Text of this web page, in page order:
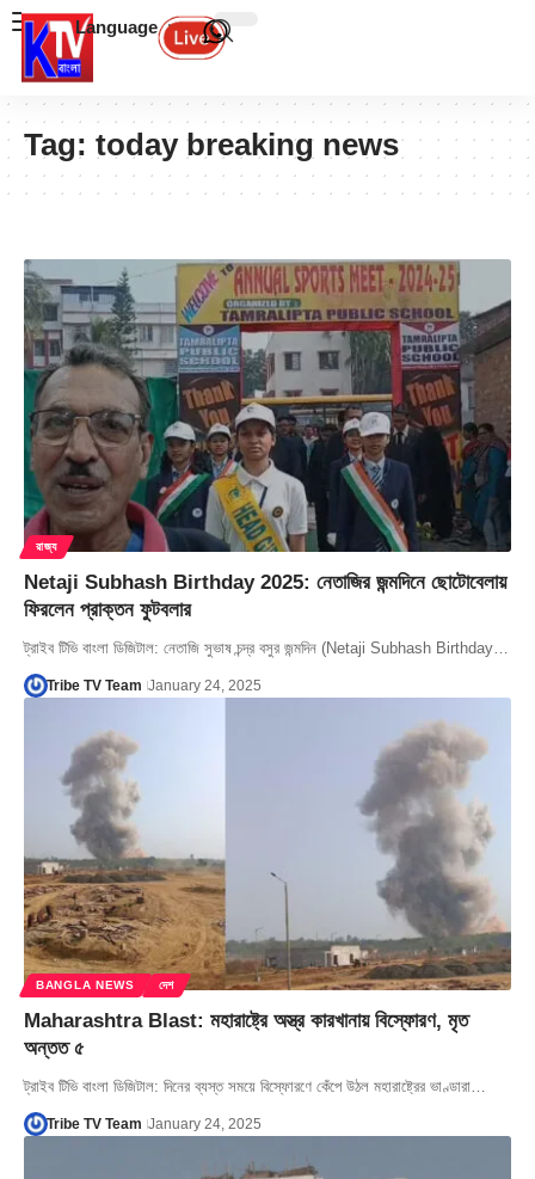
Language
Tag: today breaking news
রাজ্য
Netaji Subhash Birthday 2025: নেতাজির জন্মদিনে ছোটোবেলায়
ফিরলেন প্রাক্তন ফুটবলার
ট্রাইব টিভি বাংলা ডিজিটাল: নেতাজি সুভাষ চন্দ্র বসুর জন্মদিন (Netaji Subhash Birthday…
Tribe TV Team January 24, 2025
BANGLA NEWS দেশ
Maharashtra Blast: মহারাষ্ট্রে অস্ত্র কারখানায় বিস্ফোরণ, মৃত
অন্তত ৫
ট্রাইব টিভি বাংলা ডিজিটাল: দিনের ব্যস্ত সময়ে বিস্ফোরণে কেঁপে উঠল মহারাষ্ট্রের ভাণ্ডারা…
Tribe TV Team January 24, 2025